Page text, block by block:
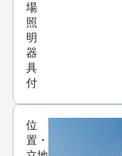
場
照
明
器
具
付
位
置・